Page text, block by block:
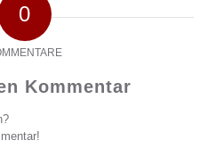
0
Kommentar